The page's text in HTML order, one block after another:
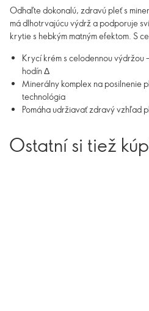
Odhaľte dokonalú, zdravú pleť s
má dlhotrvajúcu výdrž a podporuje
krytie s hebkým matným efektom. S
Krycí krém s celodennou
hodín Δ
Minerálny komplex na posilnenie
technológia
Pomáha udržiavať zdravý vzhľad
Ostatní si tiež